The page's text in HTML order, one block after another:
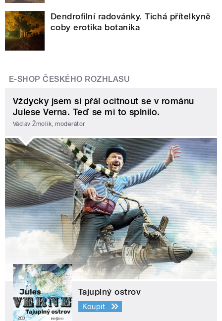
Dendrofilní radovánky. Tichá přítelkyně
coby erotika botanika
E-SHOP ČESKÉHO ROZHLASU
Vždycky jsem si přál ocitnout se v románu
Julese Verna. Teď se mi to splnilo.
Václav Žmolík, moderátor
Tajuplný ostrov
Koupit